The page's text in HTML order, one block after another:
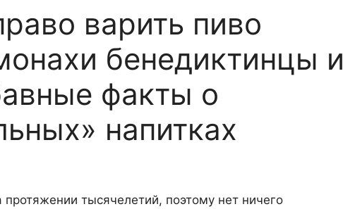
варить пиво
бенедиктинцы и
факты о
напитках
протяжении тысячелетий, поэтому нет ничего